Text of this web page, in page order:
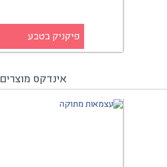
פיקניק בטבע
אינדקס מוצרים